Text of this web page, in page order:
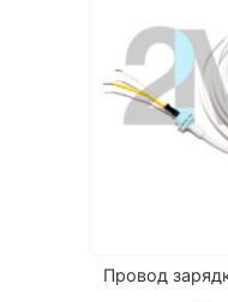
Провод